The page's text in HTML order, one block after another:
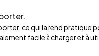
ce qui la rend pratique
facile à charger et à